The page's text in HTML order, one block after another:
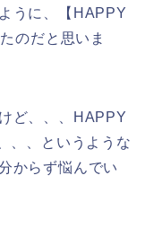
うに、【HAPPY
のだと思いま
ど、、、HAPPY
、、というような
からず悩んでい